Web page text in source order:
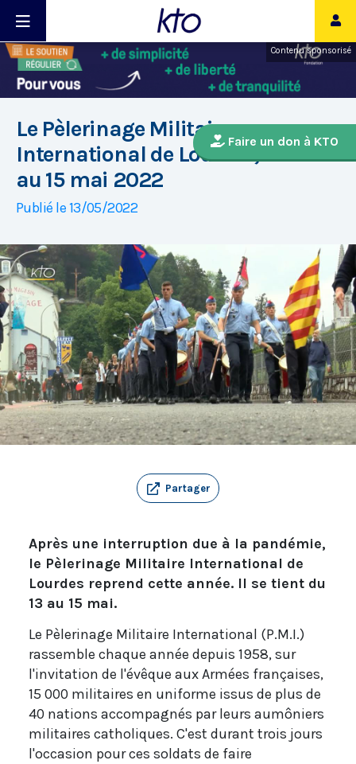
Contenu sponsorisé
Faire un don à KTO
Le Pèlerinage Militaire
International de Lourdes, du 13
au 15 mai 2022
Publié le 13/05/2022
Partager
Après une interruption due à la pandémie,
le Pèlerinage Militaire International de
Lourdes reprend cette année. Il se tient du
13 au 15 mai.
Le Pèlerinage Militaire International (P.M.I.)
rassemble chaque année depuis 1958, sur
l'invitation de l'évêque aux Armées françaises,
15 000 militaires en uniforme issus de plus de
40 nations accompagnés par leurs aumôniers
militaires catholiques. C'est durant trois jours
l'occasion pour ces soldats de faire